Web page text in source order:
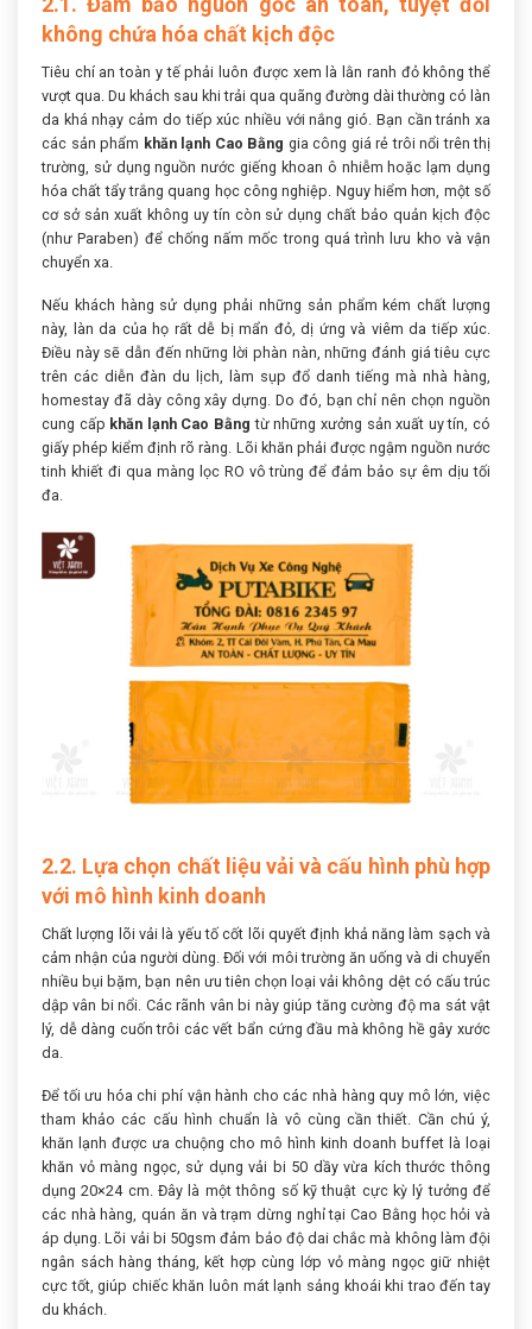
không chứa hóa chất kịch độc
Tiêu chí an toàn y tế phải luôn được xem là lằn ranh đỏ không thể
vượt qua. Du khách sau khi trải qua quãng đường dài thường có làn
da khá nhạy cảm do tiếp xúc nhiều với nắng gió. Bạn cần tránh xa
các sản phẩm khăn lạnh Cao Bằng gia công giá rẻ trôi nổi trên thị
trường, sử dụng nguồn nước giếng khoan ô nhiễm hoặc lạm dụng
hóa chất tẩy trắng quang học công nghiệp. Nguy hiểm hơn, một số
cơ sở sản xuất không uy tín còn sử dụng chất bảo quản kịch độc
(như Paraben) để chống nấm mốc trong quá trình lưu kho và vận
chuyển xa.
Nếu khách hàng sử dụng phải những sản phẩm kém chất lượng
này, làn da của họ rất dễ bị mẩn đỏ, dị ứng và viêm da tiếp xúc.
Điều này sẽ dẫn đến những lời phàn nàn, những đánh giá tiêu cực
trên các diễn đàn du lịch, làm sụp đổ danh tiếng mà nhà hàng,
homestay đã dày công xây dựng. Do đó, bạn chỉ nên chọn nguồn
cung cấp khăn lạnh Cao Bằng từ những xưởng sản xuất uy tín, có
giấy phép kiểm định rõ ràng. Lõi khăn phải được ngậm nguồn nước
tinh khiết đi qua màng lọc RO vô trùng để đảm bảo sự êm dịu tối
đa.
2.2. Lựa chọn chất liệu vải và cấu hình phù hợp
với mô hình kinh doanh
Chất lượng lõi vải là yếu tố cốt lõi quyết định khả năng làm sạch và
cảm nhận của người dùng. Đối với môi trường ăn uống và di chuyển
nhiều bụi bặm, bạn nên ưu tiên chọn loại vải không dệt có cấu trúc
dập vân bi nổi. Các rãnh vân bi này giúp tăng cường độ ma sát vật
lý, dễ dàng cuốn trôi các vết bẩn cứng đầu mà không hề gây xước
da.
Để tối ưu hóa chi phí vận hành cho các nhà hàng quy mô lớn, việc
tham khảo các cấu hình chuẩn là vô cùng cần thiết. Cần chú ý,
khăn lạnh được ưa chuộng cho mô hình kinh doanh buffet là loại
khăn vỏ màng ngọc, sử dụng vải bi 50 dầy vừa kích thước thông
dụng 20×24 cm. Đây là một thông số kỹ thuật cực kỳ lý tưởng để
các nhà hàng, quán ăn và trạm dừng nghỉ tại Cao Bằng học hỏi và
áp dụng. Lõi vải bi 50gsm đảm bảo độ dai chắc mà không làm đội
ngân sách hàng tháng, kết hợp cùng lớp vỏ màng ngọc giữ nhiệt
cực tốt, giúp chiếc khăn luôn mát lạnh sảng khoái khi trao đến tay
du khách.